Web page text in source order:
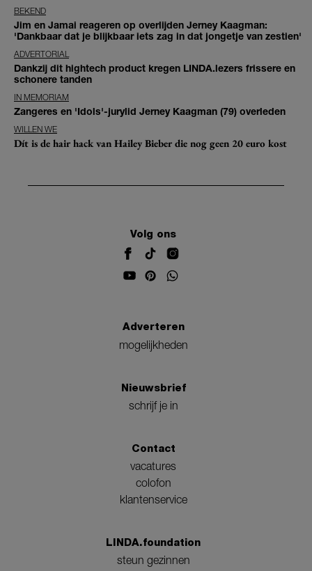
BEKEND
Jim en Jamai reageren op overlijden Jerney Kaagman:
'Dankbaar dat je blijkbaar iets zag in dat jongetje van zestien'
ADVERTORIAL
Dankzij dit hightech product kregen LINDA.lezers frissere en
schonere tanden
IN MEMORIAM
Zangeres en 'Idols'-jurylid Jerney Kaagman (79) overleden
WILLEN WE
Dít is de hair hack van Hailey Bieber die nog geen 20 euro kost
Volg ons
Adverteren
mogelijkheden
Nieuwsbrief
schrijf je in
Contact
vacatures
colofon
klantenservice
LINDA.foundation
steun gezinnen